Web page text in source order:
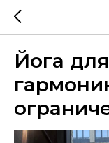
Йога